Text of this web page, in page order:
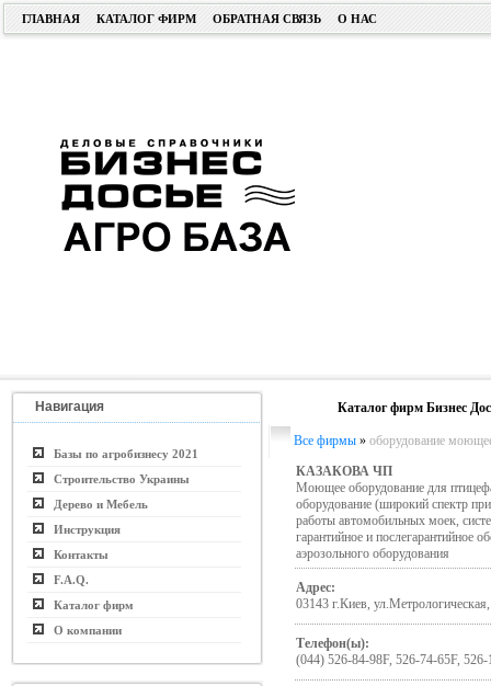
ГЛАВНАЯ КАТАЛОГ ФИРМ ОБРАТНАЯ СВЯЗЬ О НАС
Навигация
Базы по агробизнесу 2021
Строительство Украины
Дерево и Мебель
Инструкция
Контакты
F.A.Q.
Каталог фирм
О компании
Каталог фирм Бизнес
Все фирмы » оборудование
КАЗАКОВА ЧП
Моющее оборудование для
оборудование (широкий спектр
работы автомобильных моек,
гарантийное и послегарантийное
аэрозольного оборудования
Адрес:
03143 г.Киев,
Телефон(ы):
(044) 526-84-98F, 526-74-65F, 526-